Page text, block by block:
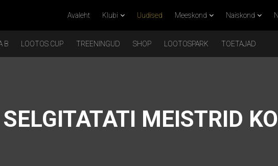
Avaleht Klubi Uudised Meeskond Naiskond
B LOOTOS CUP TREENINGUD SHOP LOOTOSPARK TOETAJAD
MEISTRID